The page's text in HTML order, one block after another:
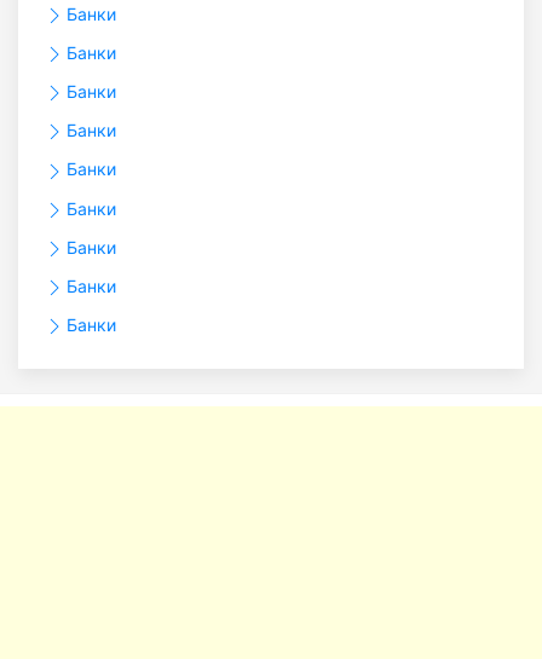
Банки
Банки
Банки
Банки
Банки
Банки
Банки
Банки
Банки